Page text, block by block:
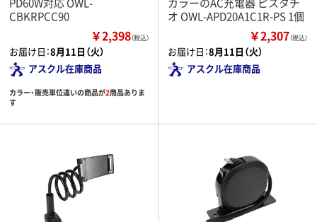
CBKRPCC90
￥2,398（税込）
お届け日：8月11日（火）
アスクル在庫商品
カラー・販売単位違いの商品が2商品ありま
す
オ OWL-APD20A1C1R-PS 1個
￥2,307（税込）
お届け日：8月11日（火）
アスクル在庫商品